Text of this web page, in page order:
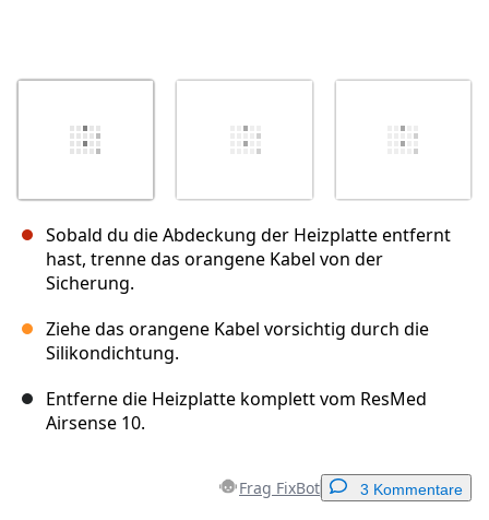
Sobald du die Abdeckung der Heizplatte entfernt
hast, trenne das orangene Kabel von der
Sicherung.
Ziehe das orangene Kabel vorsichtig durch die
Silikondichtung.
Entferne die Heizplatte komplett vom ResMed
Airsense 10.
Frag FixBot 3 Kommentare